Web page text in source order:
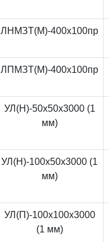
ЛНМЗТ(М)-400x100пр
ЛПМЗТ(М)-400x100пр
УЛ(Н)-50x50x3000 (1
мм)
УЛ(Н)-100x50x3000 (1
мм)
УЛ(П)-100x100x3000
(1 мм)